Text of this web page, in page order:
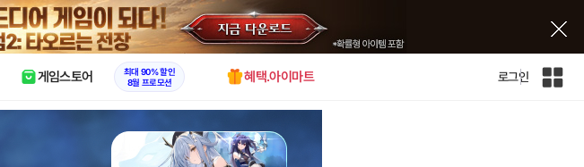
X
게임스토어
최대 90% 할인
8월 프로모션
혜택.아이마트 로그인
인